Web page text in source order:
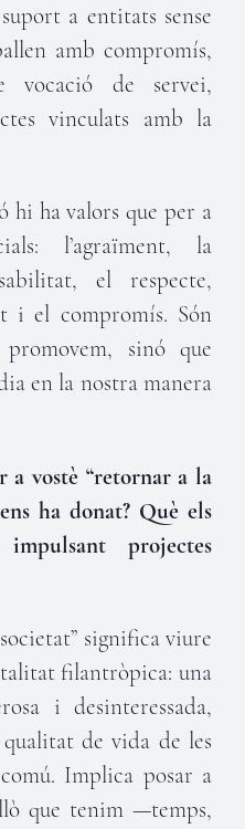
a entitats sense
amb compromís,
vocació de servei,
vinculats amb la
hi ha valors que per a
l’agraïment, la
el respecte,
i el compromís. Són
sinó que
en la nostra manera
vostè “retornar a la
ha donat? Què els
projectes
significa viure
filantròpica: una
i desinteressada,
de vida de les
Implica posar a
que tenim —temps,